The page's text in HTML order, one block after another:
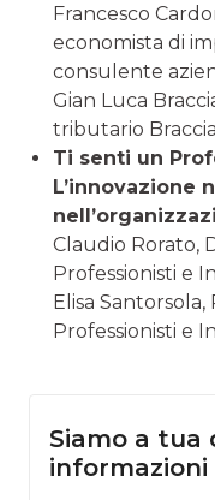
Francesco
economista di
consulente
Gian Luca
tributario
Ti senti un
L’innovazione
Claudio Rorato,
Professionisti e
Elisa
Professionisti e
Siamo a tua
informazioni